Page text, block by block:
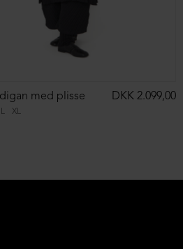
L XL
med plisse DKK 2.099,00